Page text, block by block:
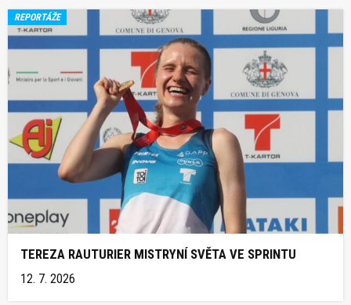
REPORTÁŽE
TEREZA RAUTURIER MISTRYNÍ SVĚTA VE SPRINTU
12. 7. 2026